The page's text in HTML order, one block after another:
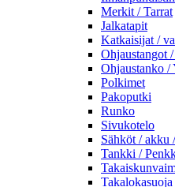
Merkit / Tarrat
Jalkatapit
Katkaisijat /
Ohjaustangot
Ohjaustanko /
Polkimet
Pakoputki
Runko
Sivukotelo
Sähköt / akku
Tankki /